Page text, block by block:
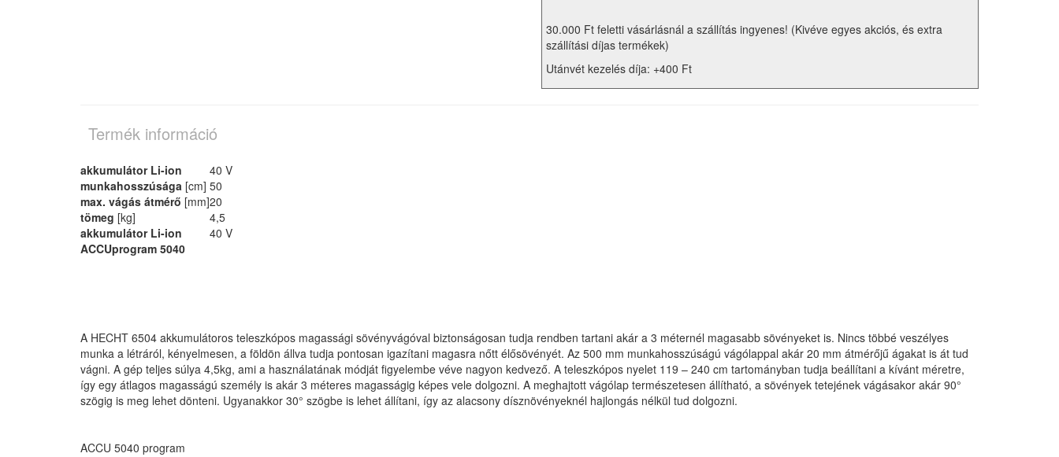
30.000 Ft feletti vásárlásnál a szállítás ingyenes! (Kivéve egyes akciós, és extra
szállítási díjas termékek)
Utánvét kezelés díja: +400 Ft
Termék információ
akkumulátor Li-ion
40 V
munkahosszúsága [cm] 50
max. vágás átmérő [mm]20
tömeg [kg]
4,5
akkumulátor Li-ion
40 V
ACCUprogram 5040
A HECHT 6504 akkumulátoros teleszkópos magassági sövényvágóval biztonságosan tudja rendben tartani akár a 3 méternél magasabb sövényeket is. Nincs többé veszélyes
munka a létráról, kényelmesen, a földön állva tudja pontosan igazítani magasra nőtt élősövényét. Az 500 mm munkahosszúságú vágólappal akár 20 mm átmérőjű ágakat is át tud
vágni. A gép teljes súlya 4,5kg, ami a használatának módját figyelembe véve nagyon kedvező. A teleszkópos nyelet 119 – 240 cm tartományban tudja beállítani a kívánt méretre,
így egy átlagos magasságú személy is akár 3 méteres magasságig képes vele dolgozni. A meghajtott vágólap természetesen állítható, a sövények tetejének vágásakor akár 90°
szögig is meg lehet dönteni. Ugyanakkor 30° szögbe is lehet állítani, így az alacsony dísznövényeknél hajlongás nélkül tud dolgozni.
ACCU 5040 program